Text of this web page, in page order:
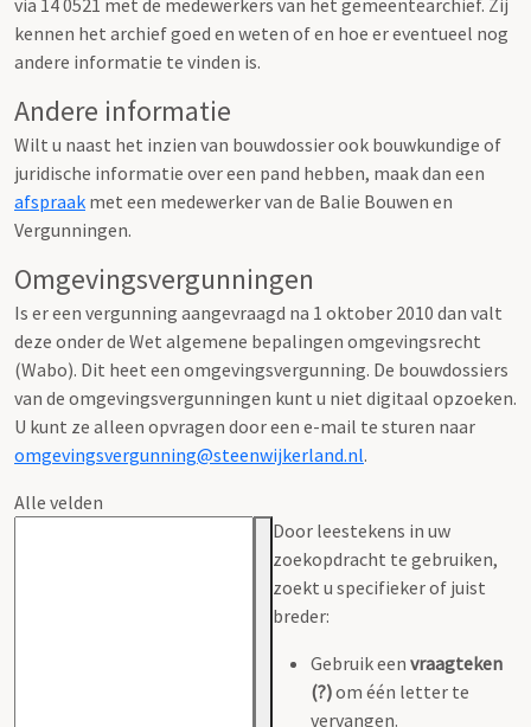
kennen het archief goed en weten of en hoe er eventueel nog
andere informatie te vinden is.
Andere informatie
Wilt u naast het inzien van bouwdossier ook bouwkundige of
juridische informatie over een pand hebben, maak dan een
afspraak met een medewerker van de Balie Bouwen en
Vergunningen.
Omgevingsvergunningen
Is er een vergunning aangevraagd na 1 oktober 2010 dan valt
deze onder de Wet algemene bepalingen omgevingsrecht
(Wabo). Dit heet een omgevingsvergunning. De bouwdossiers
van de omgevingsvergunningen kunt u niet digitaal opzoeken.
U kunt ze alleen opvragen door een e-mail te sturen naar
omgevingsvergunning@steenwijkerland.nl.
Alle velden
Door leestekens in uw
zoekopdracht te gebruiken,
zoekt u specifieker of juist
breder:
Gebruik een vraagteken
(?)om één letter te
vervangen.